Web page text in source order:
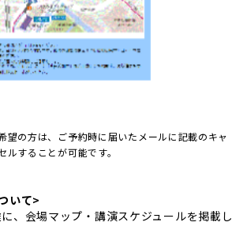
望の方は、ご予約時に届いたメールに記載のキャ
ルすることが可能です。
いて>
、会場マップ・講演スケジュールを掲載し